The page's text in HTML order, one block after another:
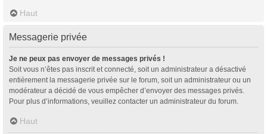
Haut
Messagerie privée
Je ne peux pas envoyer de messages privés !
Soit vous n’êtes pas inscrit et connecté, soit un administrateur a désactivé
entièrement la messagerie privée sur le forum, soit un administrateur ou un
modérateur a décidé de vous empêcher d’envoyer des messages privés.
Pour plus d’informations, veuillez contacter un administrateur du forum.
Haut